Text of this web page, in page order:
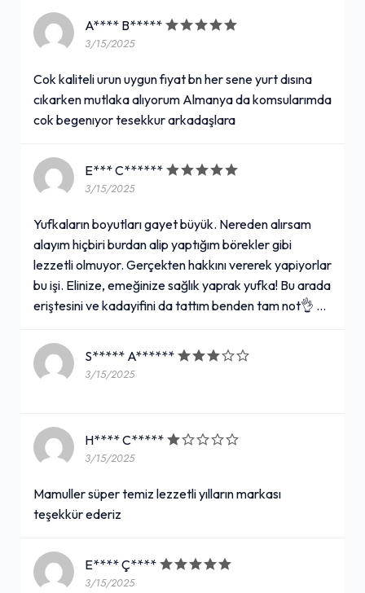
A**** B*****
3/15/2025
Cok kaliteli urun uygun fıyat bn her sene yurt dısına
cıkarken mutlaka alıyorum Almanya da komsularımda
cok begenıyor tesekkur arkadaşlara
E*** C******
3/15/2025
Yufkaların boyutları gayet büyük. Nereden alırsam
alayım hiçbiri burdan alip yaptığım börekler gibi
lezzetli olmuyor. Gerçekten hakkını vererek yapiyorlar
bu işi. Elinize, emeğinize sağlık yaprak yufka! Bu arada
eriştesini ve kadayifini da tattım benden tam not👌 …
S***** A******
3/15/2025
H**** C*****
3/15/2025
Mamuller süper temiz lezzetli yılların markası
teşekkür ederiz
E**** Ç****
3/15/2025